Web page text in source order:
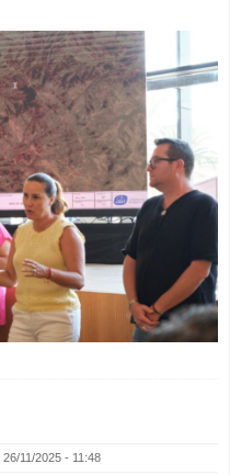
26/11/2025 - 11:48